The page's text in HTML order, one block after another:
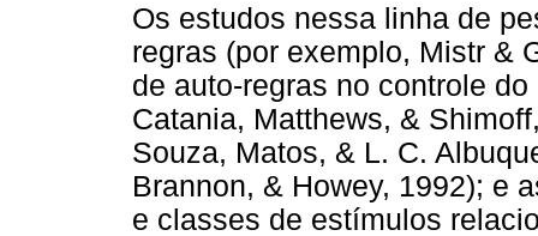
Os estudos nessa linha de
regras (por exemplo, Mistr &
de auto-regras no controle
Catania, Matthews, &
Souza, Matos, & L. C.
Brannon, & Howey, 1992); e
e classes de estímulos